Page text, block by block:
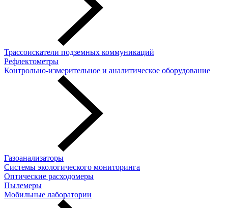
Трассоискатели подземных коммуникаций
Рефлектометры
Контрольно-измерительное и аналитическое оборудование
Газоанализаторы
Системы экологического мониторинга
Оптические расходомеры
Пылемеры
Мобильные лаборатории